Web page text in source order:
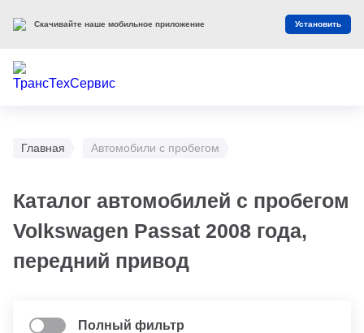
Главная Автомобили с пробегом
Каталог автомобилей с пробегом
Volkswagen Passat 2008 года,
передний привод
Полный фильтр
Скачивайте наше мобильное приложение Установить